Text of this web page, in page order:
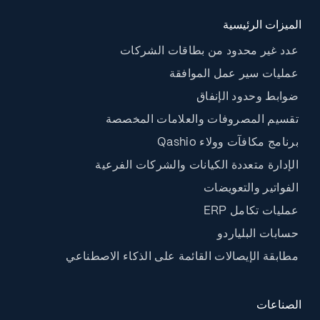
الميزات الرئيسية
عدد غير محدود من بطاقات الشركات
عمليات سير عمل الموافقة
ضوابط وحدود الإنفاق
تقسيم المصروفات والعلامات المخصصة
برنامج مكافآت وولاء Qashio
الإدارة متعددة الكيانات والشركات الفرعية
الفواتير والتعويضات
عمليات تكامل ERP
حسابات البلياردو
مطابقة الإيصالات القائمة على الذكاء الاصطناعي
الصناعات